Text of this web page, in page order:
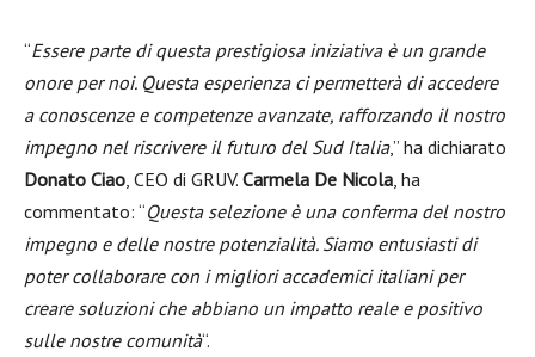
“Essere parte di questa prestigiosa iniziativa è un grande
onore per noi. Questa esperienza ci permetterà di accedere
a conoscenze e competenze avanzate, rafforzando il nostro
impegno nel riscrivere il futuro del Sud Italia,” ha dichiarato
Donato Ciao, CEO di GRUV. Carmela De Nicola, ha
commentato: “Questa selezione è una conferma del nostro
impegno e delle nostre potenzialità. Siamo entusiasti di
poter collaborare con i migliori accademiciitaliani per
creare soluzioni che abbiano un impatto reale e positivo
sulle nostre comunità“.